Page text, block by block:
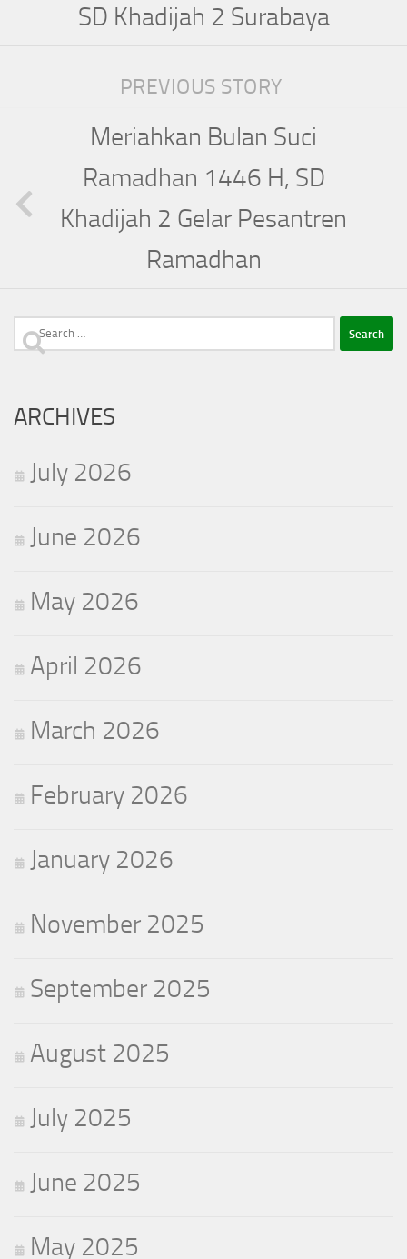
SD Khadijah 2 Surabaya
PREVIOUS STORY
Meriahkan Bulan Suci
Ramadhan 1446 H, SD
Khadijah 2 Gelar Pesantren
Ramadhan
Search
ARCHIVES
July 2026
June 2026
May 2026
April 2026
March 2026
February 2026
January 2026
November 2025
September 2025
August 2025
July 2025
June 2025
May 2025